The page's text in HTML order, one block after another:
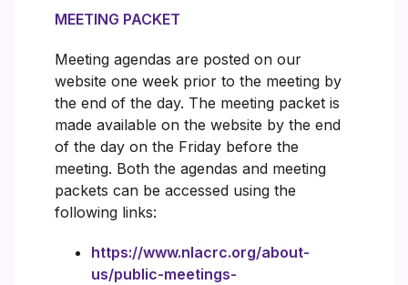
MEETING PACKET
Meeting agendas are posted on our
website one week prior to the meeting by
the end of the day. The meeting packet is
made available on the website by the end
of the day on the Friday before the
meeting. Both the agendas and meeting
packets can be accessed using the
following links:
https://www.nlacrc.org/about-
us/public-meetings-